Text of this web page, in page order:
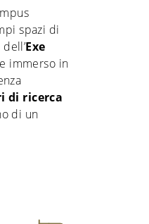
spazi di
Exe
immerso in
di ricerca
di un